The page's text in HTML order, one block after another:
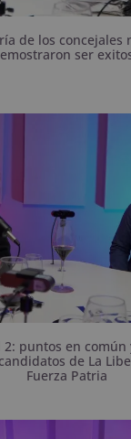
de los concejales
ser
Luciano Cagiano
puntos en común
de La
Fuerza Patria
Caputo y el